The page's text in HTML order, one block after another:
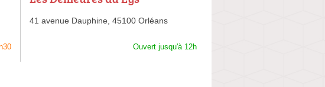
41 avenue Dauphine, 45100 Orléans
Ouvert jusqu'à 12h